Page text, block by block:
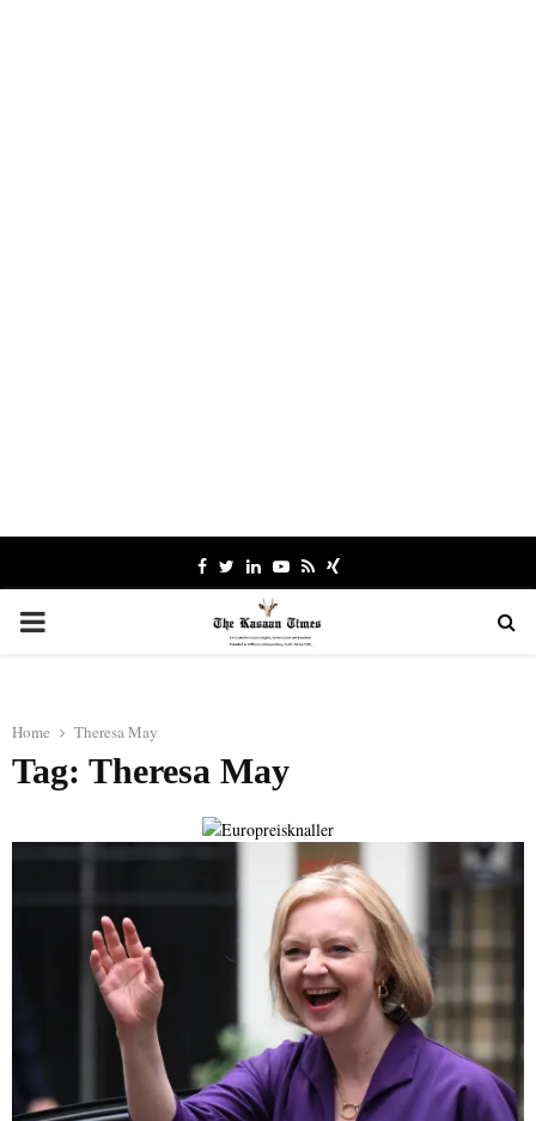
Facebook
TwitterLinkedinYoutube
RssXing
PRIMARY
Home Theresa May
Tag: Theresa May